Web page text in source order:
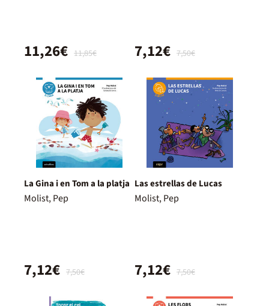
11,85€
11,26€ 7,50€
7,12€
La Gina i en Tom a la platja
Molist, Pep
7,50€
7,12€
Las estrellas de Lucas
Molist, Pep
7,50€
7,12€